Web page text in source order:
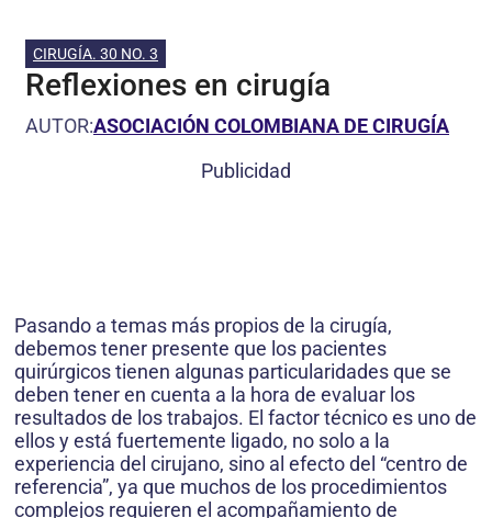
CIRUGÍA. 30 NO. 3
Reflexiones en cirugía
AUTOR:ASOCIACIÓN COLOMBIANA DE CIRUGÍA
Publicidad
Pasando a temas más propios de la cirugía,
debemos tener presente que los pacientes
quirúrgicos tienen algunas particularidades que se
deben tener en cuenta a la hora de evaluar los
resultados de los trabajos. El factor técnico es uno de
ellos y está fuertemente ligado, no solo a la
experiencia del cirujano, sino al efecto del “centro de
referencia”, ya que muchos de los procedi­mientos
complejos requieren el acompañamiento de